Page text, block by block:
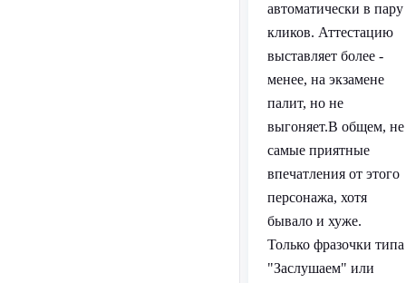
автоматически в пару
кликов. Аттестацию
выставляет более -
менее, на экзамене
палит, но не
выгоняет.В общем, не
самые приятные
впечатления от этого
персонажа, хотя
бывало и хуже.
Только фразочки типа
"Заслушаем" или